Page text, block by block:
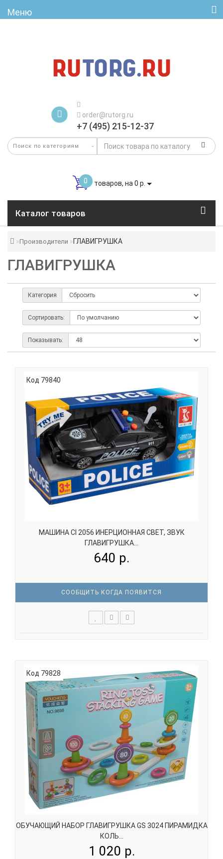
Меню
order@rutorg.ru
+7 (495) 215-12-37
0 товаров, на 0 р.
Каталог товаров
Производители ГЛАВИГРУШКА
ГЛАВИГРУШКА
Категория
Сортировать:
Показывать:
Код 79840
МАШИНА СI 2056 ИНЕРЦИОННАЯ СВЕТ, ЗВУК
ГЛАВИГРУШКА...
640 р.
СООБЩИТЬ КОГДА ПОЯВИТСЯ
благодаря механическим движениям вперед или назад.
На корпусе расположены кнопки, отвечающие за
различные с..
Код 79828
ОБУЧАЮЩИЙ НАБОР ГЛАВИГРУШКА GS 3024 ПИРАМИДКА
КОЛЬ...
1 020 р.